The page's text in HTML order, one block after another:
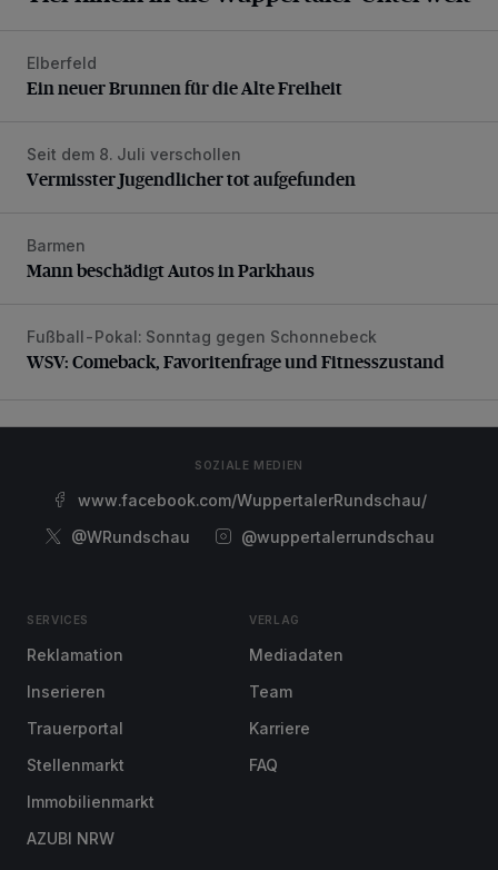
Ein neuer Brunnen für die Alte Freiheit
Elberfeld
Ein neuer Brunnen für die Alte Freiheit
Vermisster Jugendlicher tot aufgefunden
Seit dem 8. Juli verschollen
Vermisster Jugendlicher tot aufgefunden
Mann beschädigt Autos in Parkhaus
Barmen
Mann beschädigt Autos in Parkhaus
WSV: Comeback, Favoritenfrage und Fitnesszustand
Fußball-Pokal: Sonntag gegen Schonnebeck
WSV: Comeback, Favoritenfrage und Fitnesszustand
SOZIALE MEDIEN
www.facebook.com/WuppertalerRundschau/
@WRundschau
@wuppertalerrundschau
SERVICES
Reklamation
Inserieren
Trauerportal
Stellenmarkt
Immobilienmarkt
AZUBI NRW
VERLAG
Mediadaten
Team
Karriere
FAQ